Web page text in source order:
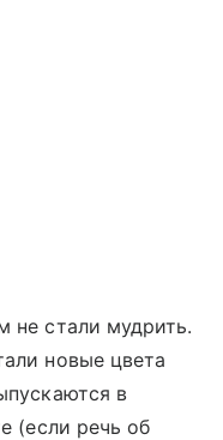
не стали мудрить.
новые цвета
в
(если речь об